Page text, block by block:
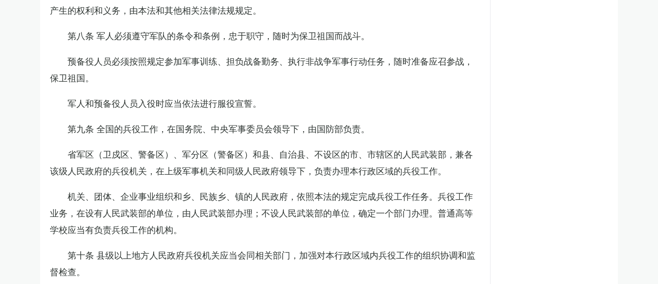
产生的权利和义务，由本法和其他相关法律法规规定。
第八条 军人必须遵守军队的条令和条例，忠于职守，随时为保卫祖国而战斗。
预备役人员必须按照规定参加军事训练、担负战备勤务、执行非战争军事行动任务，随时准备应召参战，
保卫祖国。
军人和预备役人员入役时应当依法进行服役宣誓。
第九条 全国的兵役工作，在国务院、中央军事委员会领导下，由国防部负责。
省军区（卫戍区、警备区）、军分区（警备区）和县、自治县、不设区的市、市辖区的人民武装部，兼各
该级人民政府的兵役机关，在上级军事机关和同级人民政府领导下，负责办理本行政区域的兵役工作。
机关、团体、企业事业组织和乡、民族乡、镇的人民政府，依照本法的规定完成兵役工作任务。兵役工作
业务，在设有人民武装部的单位，由人民武装部办理；不设人民武装部的单位，确定一个部门办理。普通高等
学校应当有负责兵役工作的机构。
第十条 县级以上地方人民政府兵役机关应当会同相关部门，加强对本行政区域内兵役工作的组织协调和监
督检查。